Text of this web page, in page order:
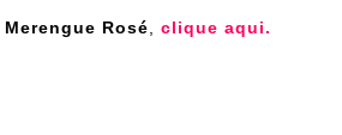
Merengue Rosé clique aqui.